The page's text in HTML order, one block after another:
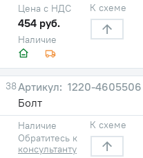
Наличие
Цена с НДС
454 руб.
К схеме
38
1220-4605506
Болт
Наличие
Обратитесь к
консультанту
К схеме